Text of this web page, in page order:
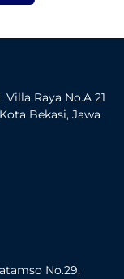
Raya No.A 21
Bekasi, Jawa
No.29,